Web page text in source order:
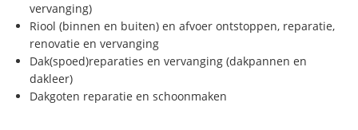
vervanging)
Riool (binnen en buiten) en afvoer ontstoppen, reparatie,
renovatie en vervanging
Dak(spoed)reparaties en vervanging (dakpannen en
dakleer)
Dakgoten reparatie en schoonmaken